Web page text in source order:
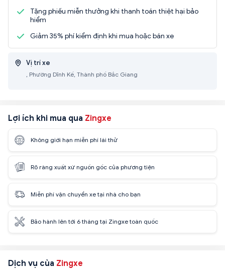
Tặng phiếu miễn thưởng khi thanh toán thiệt hại bảo
hiểm
Giảm 35% phí kiểm định khi mua hoặc bán xe
Vị trí xe
, Phường Dĩnh Kế, Thành phố Bắc Giang
Lợi ích khi mua qua Zingxe
Không giới hạn miễn phí lái thử
Rõ ràng xuất xứ nguồn gốc của phương tiện
Miễn phí vận chuyển xe tại nhà cho bạn
Bảo hành lên tới 6 tháng tại Zingxe toàn quốc
Dịch vụ của Zingxe